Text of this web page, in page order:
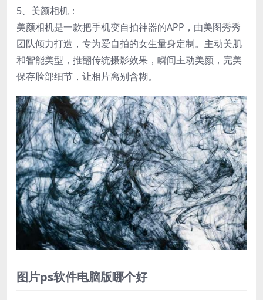
5、美颜相机：
美颜相机是一款把手机变自拍神器的APP，由美图秀秀
团队倾力打造，专为爱自拍的女生量身定制。主动美肌
和智能美型，推翻传统摄影效果，瞬间主动美颜，完美
保存脸部细节，让相片离别含糊。
图片ps软件电脑版哪个好